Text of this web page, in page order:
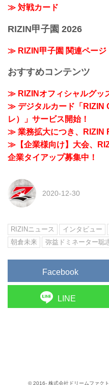
≫ 対戦カード
RIZIN甲子園 2026
≫ RIZIN甲子園 関連ページ
おすすめコンテンツ
≫ RIZINオフィシャルグッ
≫ デジタルカード「RIZIN
レ）」サービス開始！
≫ 業務拡大につき、RIZIN
≫【企業様向け】大会、
企業タイアップ募集中！
2020-12-30
RIZINニュース インタビュー
朝倉未来
弥益ドミネーター聡
Facebook
LINE
© 2016- 株式会社ドリームファク